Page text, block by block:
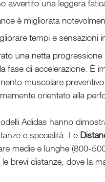
avvertito una leggera
è migliorata
tempi e sensazioni
una netta progressione
fase di accelerazione. È
muscolare
orientato alla
Adidas hanno
e specialità. Le
medie e lunghe (800-
brevi distanze, dove la